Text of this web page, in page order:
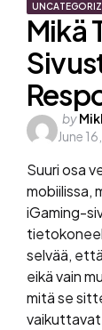
Mikä
by
by
June
Suuri osa
mobiilissa,
iGaming-
selvää,
eikä vain
mitä se
vaikuttavat